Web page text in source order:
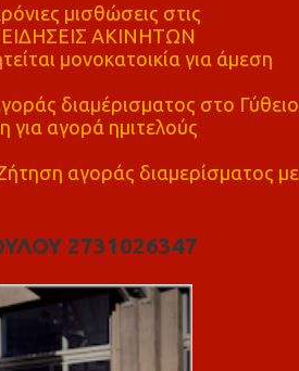
μισθώσεις στις
ΕΙΔΗΣΕΙΣ ΑΚΙΝΗΤΩΝ
μονοκατοικία για άμεση
διαμέρισματος στο Γύθειο
για αγορά ημιτελούς
αγοράς διαμερίσματος με
2731026347